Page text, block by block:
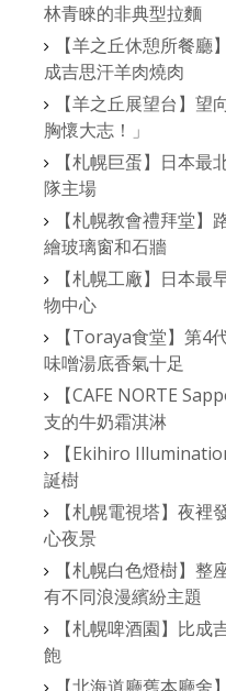
林青睞的非典型拉麵
【羊之丘休憩所餐
成吉思汗羊肉燒肉
【羊之丘展望台】
胸懷大志！」
【札幌巨蛋】日本
隊主場
【札幌教會禮拜堂
繪玻璃窗和石牆
【札幌工廠】日本
物中心
【Toraya食堂】第
味噌湯底香氣十足
【CAFE NORTE
支的牛奶霜淇淋
【Ekihiro
誕樹
【札幌電視塔】夜
心夜景
【札幌白色燈樹】
有不同浪漫繽紛主題
【札幌啤酒園】比
飽